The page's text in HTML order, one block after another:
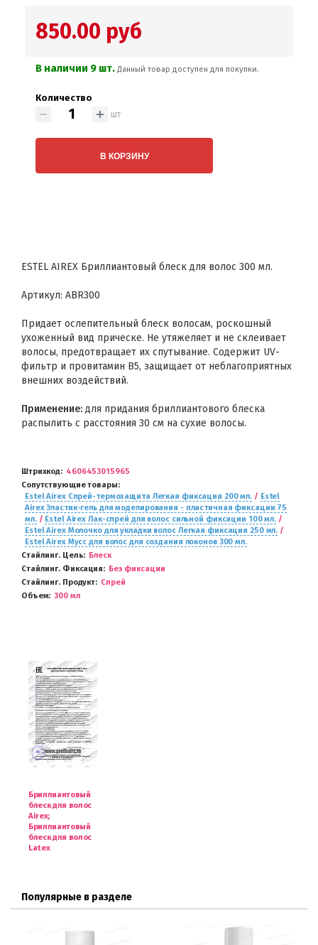
850.00 руб
В наличии 9 шт. Данный товар доступен для покупки.
Количество
шт
В КОРЗИНУ
ESTEL AIREX Бриллиантовый блеск для волос 300 мл.
Артикул: ABR300
Придает ослепительный блеск волосам, роскошный
ухоженный вид прическе. Не утяжеляет и не склеивает
волосы, предотвращает их спутывание. Содержит UV-
фильтр и провитамин B5, защищает от неблагоприятных
внешних воздействий.
Применение: для придания бриллиантового блеска
распылить с расстояния 30 см на сухие волосы.
Штрихкод
4606453015965
Сопутствующие товары
Estel Airex Спрей-термозащита Легкая фиксация 200 мл. / Estel
Airex Эластик-гель для моделирования - пластичная фиксации 75
мл./ Estel Airex Лак-спрей для волос сильной фиксации 100 мл. /
Estel Airex Молочко для укладки волос Легкая фиксация 250 мл. /
Estel Airex Мусс для волос для создания локонов 300 мл.
Стайлинг. Цель
Блеск
Стайлинг. Фиксация
Без фиксации
Стайлинг. Продукт
Спрей
Объем
300 мл
Бриллиантовый
блеск для волос
Airex;
Бриллиантовый
блеск для волос
Latex
Популярные в разделе